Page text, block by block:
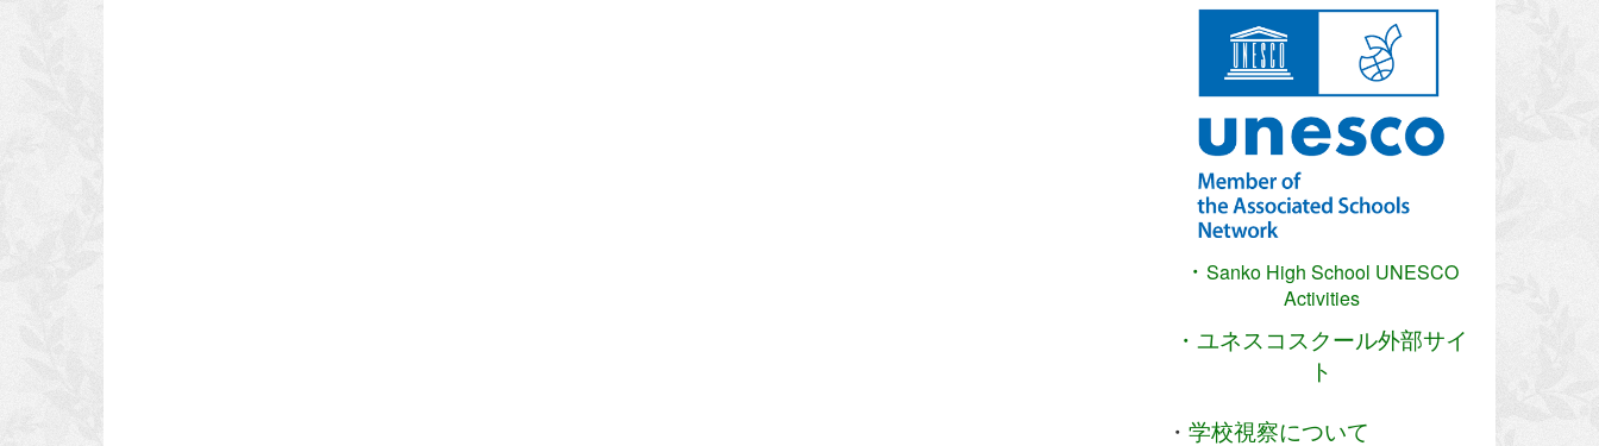
・Sanko High School UNESCO
Activities
・ユネスコスクール外部サイ
ト
・ 学校視察について